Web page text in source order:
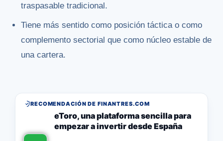
traspasable tradicional.
Tiene más sentido como posición táctica o como
complemento sectorial que como núcleo estable de
una cartera.
RECOMENDACIÓN DE FINANTRES.COM
eToro, una plataforma sencilla para
empezar a invertir desde España